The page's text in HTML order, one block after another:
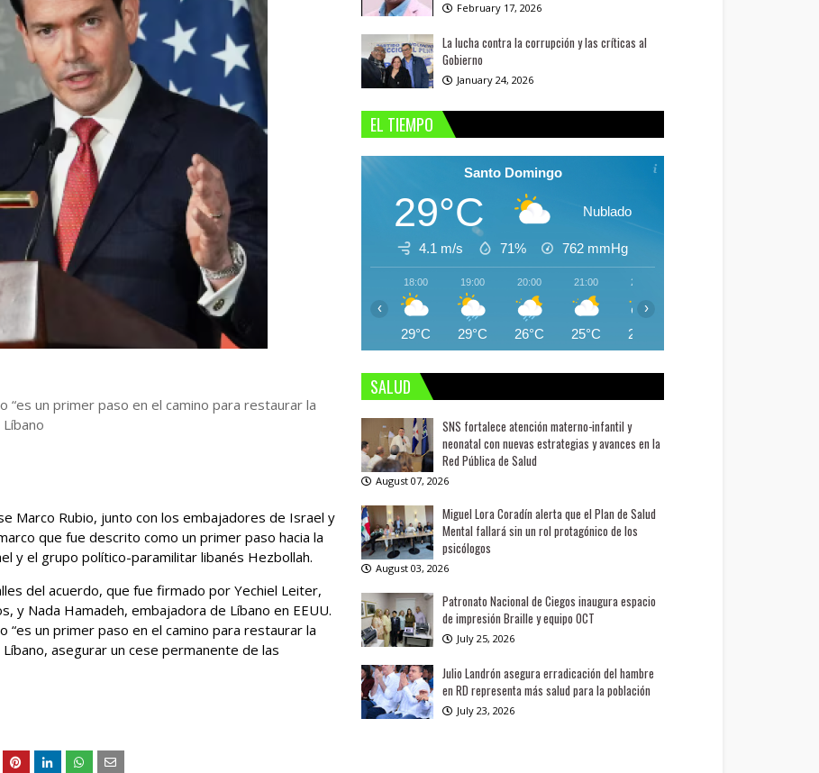
“es un primer paso en el camino para restaurar la
Marco Rubio, junto con los embajadores de Israel y
que fue descrito como un primer paso hacia la
y el grupo político-paramilitar libanés Hezbollah.
del acuerdo, que fue firmado por Yechiel Leiter,
y Nada Hamadeh, embajadora de Líbano en EEUU.
“es un primer paso en el camino para restaurar la
asegurar un cese permanente de las
February 17, 2026
La lucha contra la corrupción y las críticas al
Gobierno
January 24, 2026
EL TIEMPO
Santo Domingo
29°C Nublado
4.1 m/s 71% 762 mmHg
18:00
29°C
19:00
29°C
20:00
26°C
21:00
25°C
22:00
25°C
‹ ›
SALUD
SNS fortalece atención materno-infantil y
neonatal con nuevas estrategias y avances en la
Red Pública de Salud
August 07, 2026
Miguel Lora Coradín alerta que el Plan de Salud
Mental fallará sin un rol protagónico de los
psicólogos
August 03, 2026
Patronato Nacional de Ciegos inaugura espacio
de impresión Braille y equipo OCT
July 25, 2026
Julio Landrón asegura erradicación del hambre
en RD representa más salud para la población
July 23, 2026